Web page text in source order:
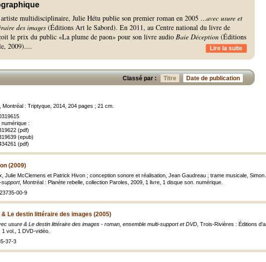
multidisciplinaire, Julie Hétu publie son premier roman en 2005 …avec usure et
des images (Éditions Art le Sabord). En 2011, au Centre national du livre de
le prix du public «La plume de paon» pour son livre audio Baie Déception (Éditions
2009).... Lire la suite
Classé par : Titre Date de publication
, Montréal : Triptyque, 2014, 204 pages ; 21 cm.
:
(pdf)
(epub)
(pdf)
(2009)
Julie McClemens et Patrick Hivon ; conception sonore et réalisation, Jean Gaudreau ; trame musicale, Simon
support, Montréal : Planète rebelle, collection Paroles, 2009, 1 livre, 1 disque son. numérique.
00-9
Le destin littéraire des images (2005)
usure & Le destin littéraire des images - roman, ensemble multi-support et DVD , Trois-Rivières : Éditions
1 vol., 1 DVD-vidéo.
37-3